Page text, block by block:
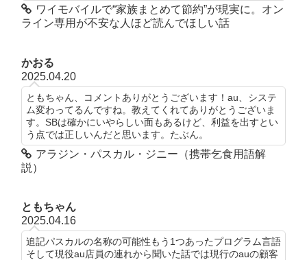
ワイモバイルで“家族まとめて節約”が現実に。オン
ライン専用が不安な人ほど読んでほしい話
かおる
2025.04.20
ともちゃん、コメントありがとうございます！au、システ
ム変わってるんですね。教えてくれてありがとうございま
す。SBは確かにいやらしい面もあるけど、利益を出すとい
う点では正しいんだと思います。たぶん。
アラジン・パスカル・ジニー（携帯乞食用語解
説）
ともちゃん
2025.04.16
追記パスカルの名称の可能性もう1つあったプログラム言語
そして現役au店員の連れから聞いた話では現行のauの顧客